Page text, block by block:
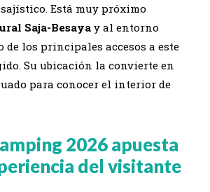
Está muy próximo
Saja-Besayay al entorno
de los principales accesos a este
Su ubicación la convierte en
para conocer el interior de
2026 apuesta
del visitante